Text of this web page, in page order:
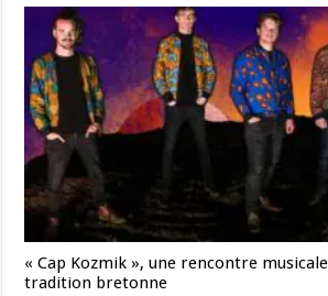
« Cap Kozmik », une rencontre
tradition bretonne